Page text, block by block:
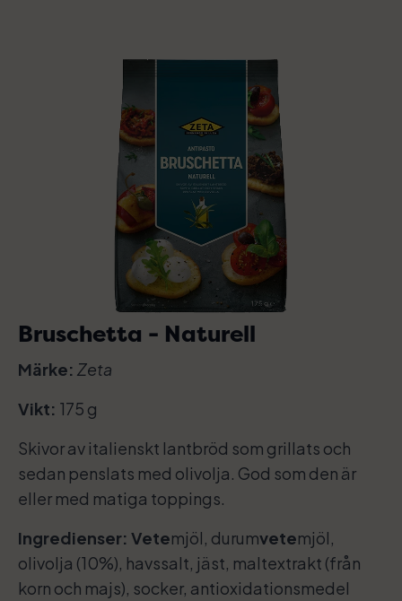
Bruschetta - Naturell
Märke: Zeta
Vikt: 175 g
Skivor av italienskt lantbröd som grillats och
sedan penslats med olivolja. God som den är
eller med matiga toppings.
Ingredienser: Vetemjöl, durumvetemjöl,
olivolja (10%), havssalt, jäst, maltextrakt (från
korn och majs), socker, antioxidationsmedel